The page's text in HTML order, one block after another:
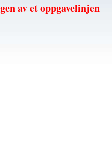
av et oppgavelinjen